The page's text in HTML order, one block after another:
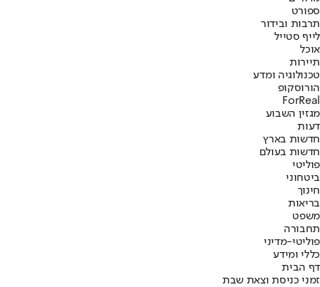
ספורט
תרבות ובידור
לייף סטייל
אוכל
תיירות
טכנולוגיה ומדע
הורוסקופ
ForReal
מגזין השבוע
דעות
חדשות בארץ
חדשות בעולם
פוליטי
ביטחוני
חינוך
בריאות
משפט
תחבורה
פוליטי-מדיני
כללי ומידע
דף הבית
זמני כניסת וצאת שבת